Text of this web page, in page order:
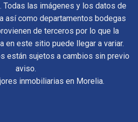
Todas las imágenes y los datos de
así como departamentos bodegas
de terceros por lo que la
en este sitio puede llegar a variar.
están sujetos a cambios sin previo
aviso.
inmobiliarias en Morelia.